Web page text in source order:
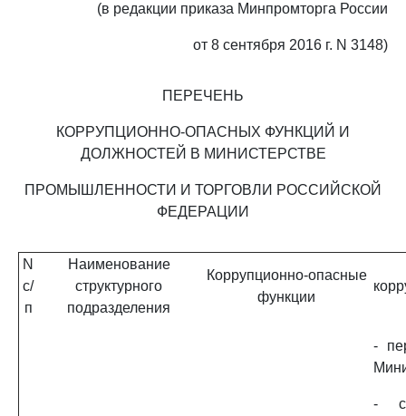
(в редакции приказа Минпромторга России
от 8 сентября 2016 г. N 3148)
ПЕРЕЧЕНЬ
КОРРУПЦИОННО-ОПАСНЫХ ФУНКЦИЙ И
ДОЛЖНОСТЕЙ В МИНИСТЕРСТВЕ
ПРОМЫШЛЕННОСТИ И ТОРГОВЛИ РОССИЙСКОЙ
ФЕДЕРАЦИИ
N
с/
п
Наименование
структурного
подразделения
Коррупционно-опасные
функции
-
-